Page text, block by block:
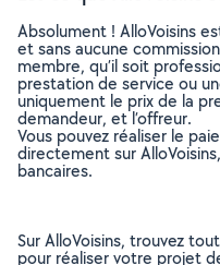
Absolument ! AlloVoisins
et sans aucune
membre, qu’il soit
prestation de service ou
uniquement le prix de la
demandeur, et l’offreur.
Vous pouvez réaliser le
directement sur
bancaires.
Sur AlloVoisins, trouvez
pour réaliser votre projet